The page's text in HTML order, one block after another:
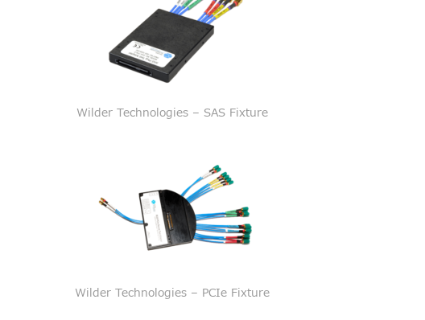
Wilder Technologies – SAS Fixture
Wilder Technologies – PCIe Fixture